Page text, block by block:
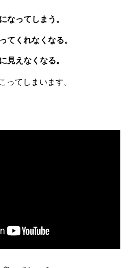
なってしまう。
てくれなくなる。
見えなくなる。
ってしまいます。